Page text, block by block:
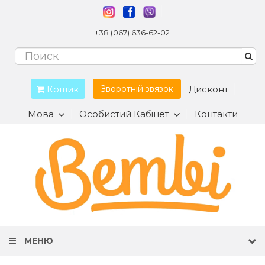
+38 (067) 636-62-02
Кошик Зворотній звязок Дисконт
Мова Особистий Кабінет Контакти
МЕНЮ